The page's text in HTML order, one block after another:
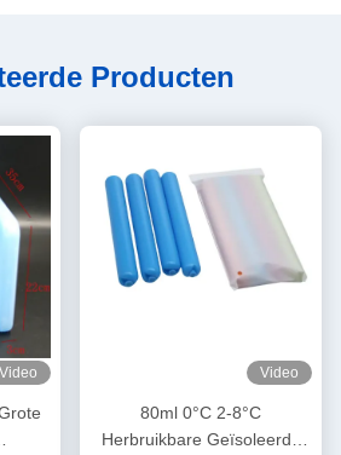
Producten
Video Video
80ml 0°C 2-8°C
Herbruikbare Geïsoleerde